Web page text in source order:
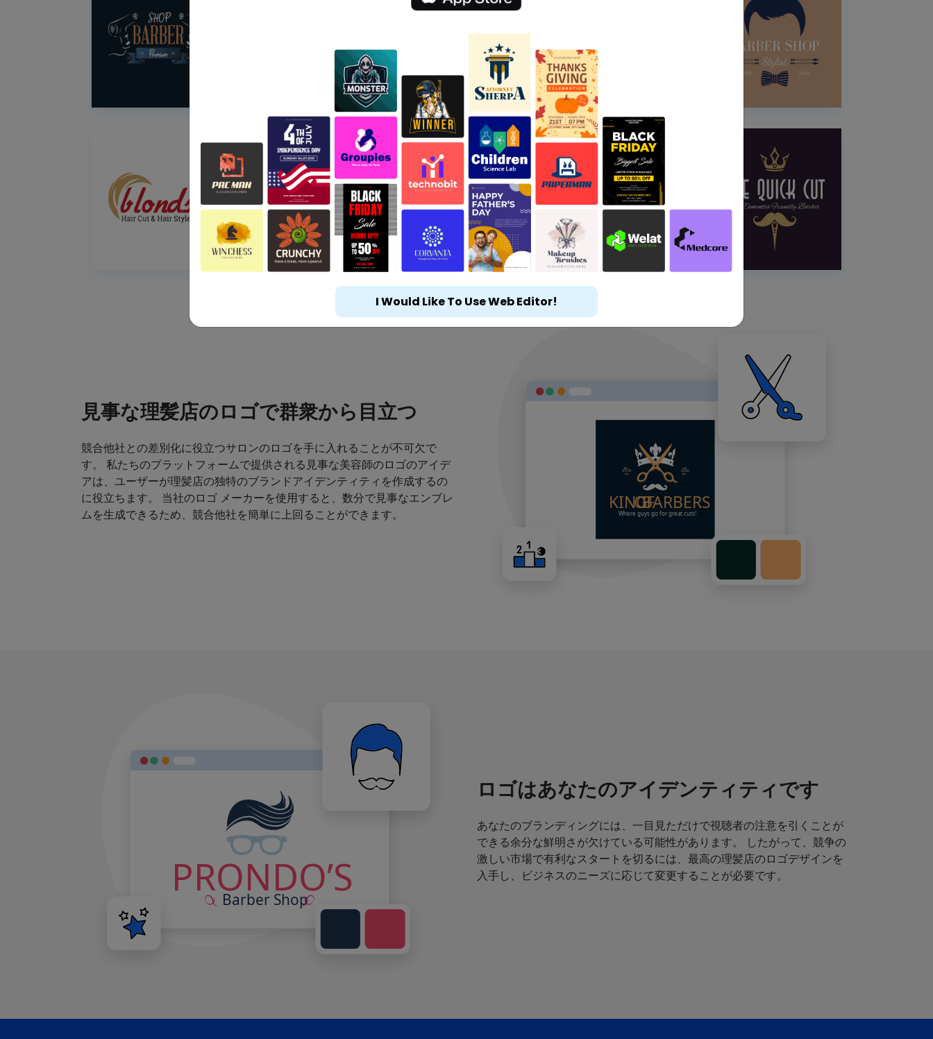
見事な理髪店のロゴで群衆から目立つ
競合他社との差別化に役立つサロンのロゴを手に入れることが不可欠で
す。 私たちのプラットフォームで提供される見事な美容師のロゴのアイデ
アは、ユーザーが理髪店の独特のブランドアイデンティティを作成するの
に役立ちます。 当社のロゴ メーカーを使用すると、数分で見事なエンブレ
ムを生成できるため、競合他社を簡単に上回ることができます。
ロゴはあなたのアイデンティティです
あなたのブランディングには、一目見ただけで視聴者の注意を引くことが
できる余分な鮮明さが欠けている可能性があります。 したがって、競争の
激しい市場で有利なスタートを切るには、最高の理髪店のロゴデザインを
入手し、ビジネスのニーズに応じて変更することが必要です。
I Would Like To Use Web Editor!